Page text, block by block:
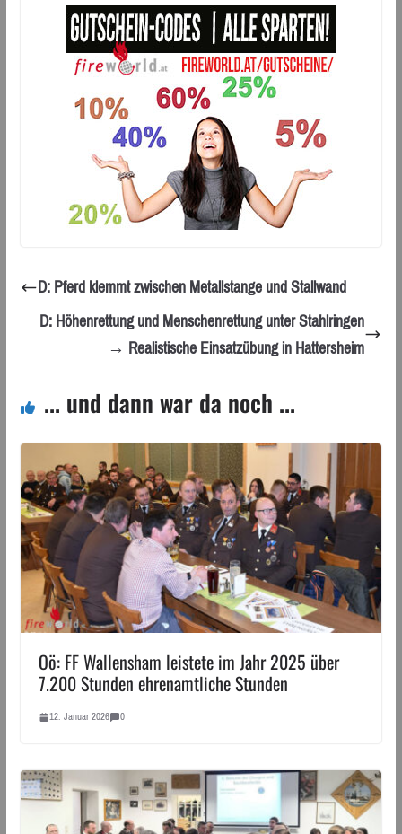
D: Pferd klemmt zwischen Metallstange und Stallwand
D: Höhenrettung und Menschenrettung unter Stahlringen
→ Realistische Einsatzübung in Hattersheim
... und dann war da noch ...
Oö: FF Wallensham leistete im Jahr 2025 über
7.200 Stunden ehrenamtliche Stunden
12. Januar 2026 0